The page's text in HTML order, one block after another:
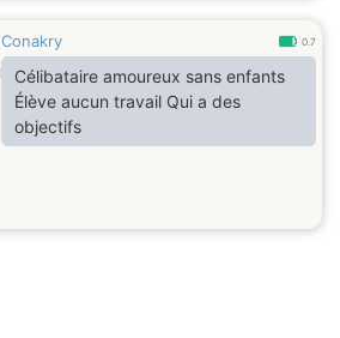
Conakry 0.7
Célibataire amoureux sans enfants
Élève aucun travail Qui a des
objectifs